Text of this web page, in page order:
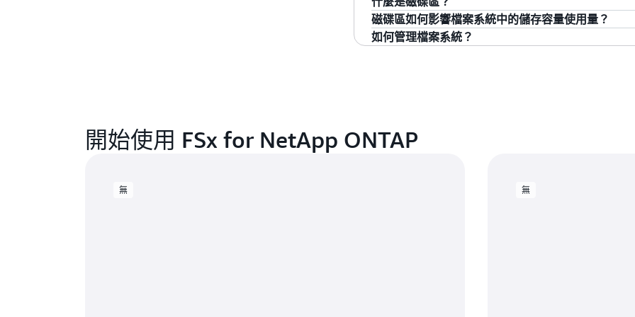
一般用途檔案共
用
50%
全部：所有資料在寫入磁碟區不久後便會轉移至
無：停用分層至容量集區儲存
ONTAP 叢集的相同方式，來設定檔案系統。
儲存虛擬機器 (SVM) 是隔離式檔案伺服器，具有自
點。當您存取 Amazon FSx for NetApp ONTAP 上
SVM 端點。當您使用 AWS Console 建立檔案系統
可以在檔案系統中設定服務品質 (QoS) 政策，以限制
磁碟區是儲存檔案、目錄、iSCSI LUN 或 NVMe 命
建，即僅會耗用其儲存資料所需的儲存容量。每個
磁碟區如何影響檔案系統中的儲存容量使用量？
您可以設定每個磁碟區的大小，以限制磁碟區可儲
如何管理檔案系統？
取 ONTAP CLI 和 REST API」。
開始使用 FSx for NetApp ONTAP
無 無